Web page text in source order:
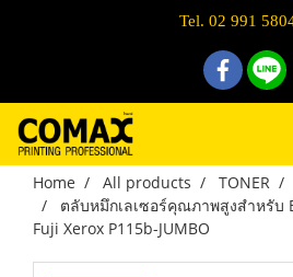
Tel. 02 991
Home All products TONER
ตลับหมึกเลเซอร์คุณภาพสูงสำหรับ
Fuji Xerox P115b-JUMBO